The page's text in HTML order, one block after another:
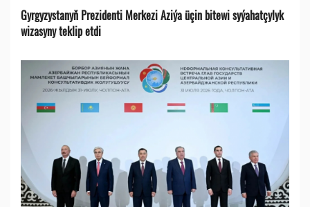
Gyrgyzystanyň Prezidenti Merkezi Aziýa üçin bitewi syýahatçylyk
wizasyny teklip etdi